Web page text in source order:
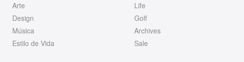
Arte
Design
Música
Estilo de Vida
Life
Golf
Archives
Sale